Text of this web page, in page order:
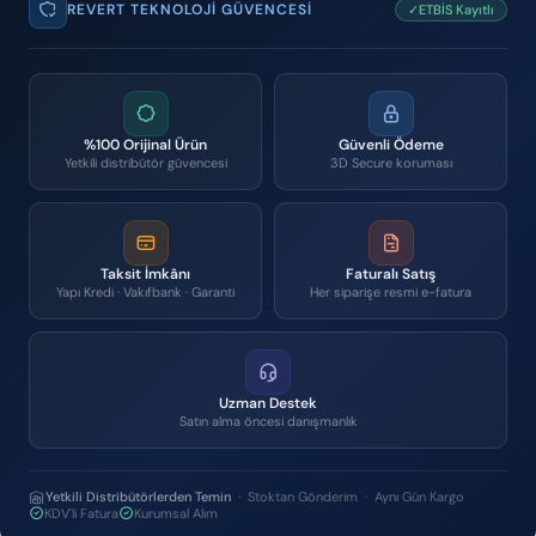
REVERT TEKNOLOJI GÜVENCESI ✓ETBİS Kayıtlı
%100 Orijinal Ürün
Yetkili distribütör güvencesi
Güvenli Ödeme
3D Secure koruması
Taksit İmkânı
Yapı Kredi · Vakıfbank · Garanti
Faturalı Satış
Her siparişe resmi e-fatura
Uzman Destek
Satın alma öncesi danışmanlık
Yetkili Distribütörlerden Temin · Stoktan Gönderim · Aynı Gün Kargo
KDV'li Fatura
Kurumsal Alım